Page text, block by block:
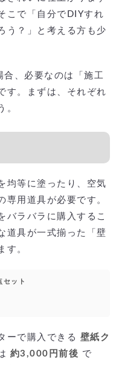
こで「自分でDIYすれ
う？」と考える方も少
、必要なのは「施工
す。まずは、それぞれ
。
均等に塗ったり、空気
専用道具が必要です。
バラバラに購入するこ
道具が一式揃った「壁
す。
セット
ーで購入できる 壁紙ク
約3,000円前後 で